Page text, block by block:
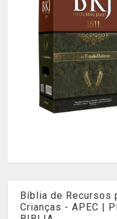
Bíblia de Recursos
Crianças - APEC |